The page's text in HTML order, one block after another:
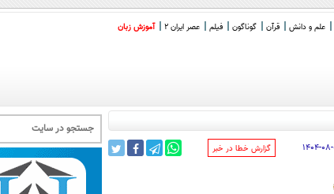
علم و دانش قرآن گوناگون فیلم عصر ایران 2 آموزش زبان
‌گزارش خطا در خبر